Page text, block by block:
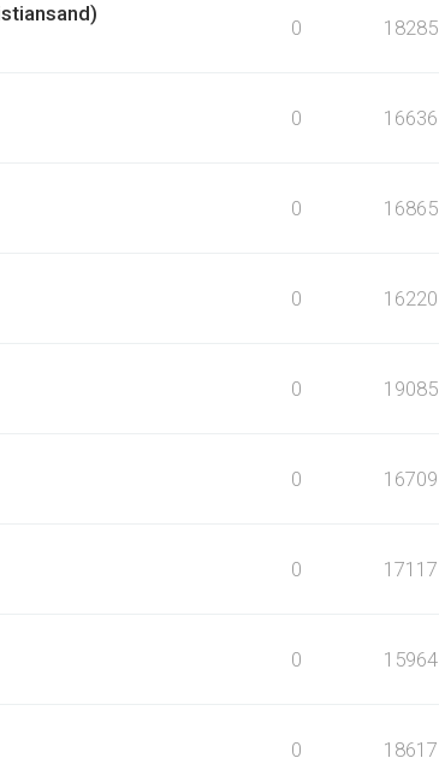
0 18285
0 16636
0 16865
0 16220
0 19085
0 16709
0 17117
0 15964
0 18617